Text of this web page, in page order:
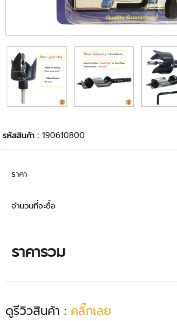
รหัสสินค้า :190610800
ราคา
จำนวนที่จะซื้อ
ราคารวม
ดูรีวิวสินค้า : คลิ๊กเลย